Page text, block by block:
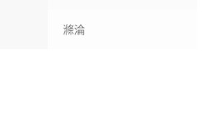
滌淪